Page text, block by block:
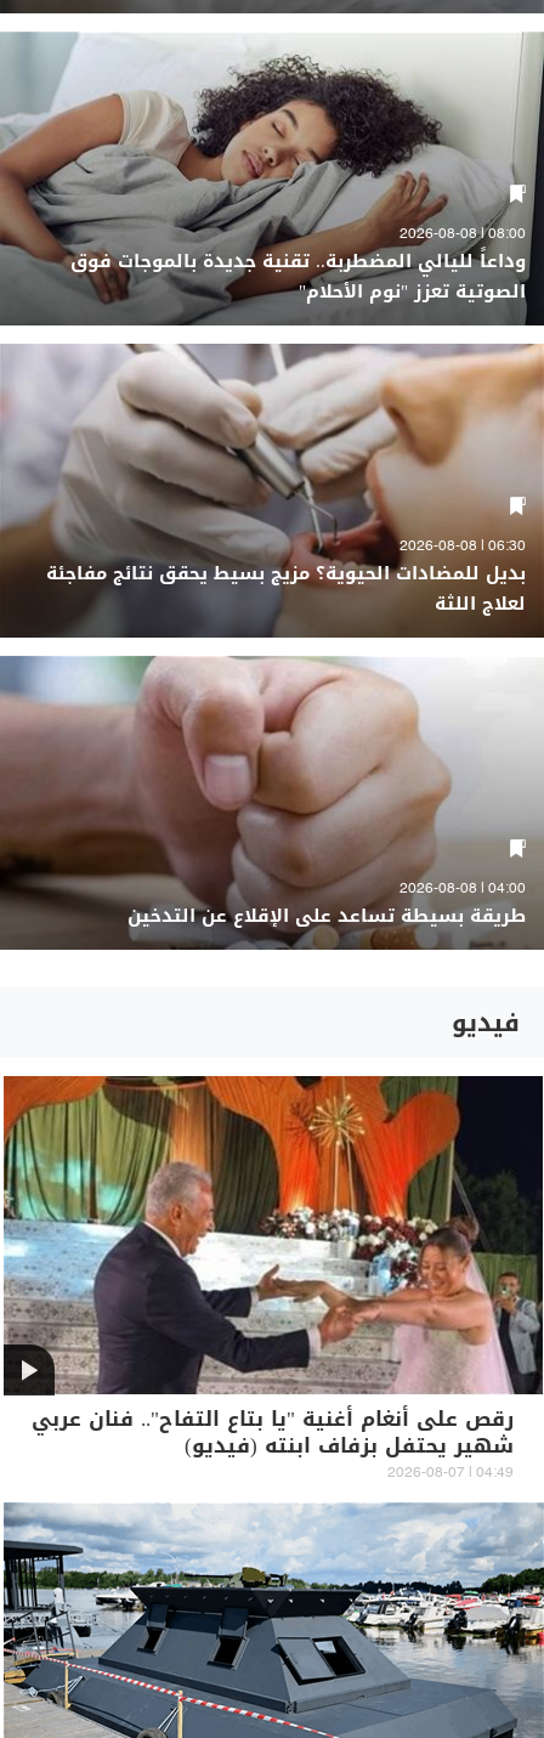
08:00 | 2026-08-08
وداعاً لليالي المضطربة.. تقنية جديدة بالموجات فوق
الصوتية تعزز "نوم الأحلام"
06:30 | 2026-08-08
بديل للمضادات الحيوية؟ مزيج بسيط يحقق نتائج مفاجئة
لعلاج اللثة
04:00 | 2026-08-08
طريقة بسيطة تساعد على الإقلاع عن التدخين
فيديو
رقص على أنغام أغنية "يا بتاع التفاح".. فنان عربي
شهير يحتفل بزفاف ابنته (فيديو)
04:49 | 2026-08-07